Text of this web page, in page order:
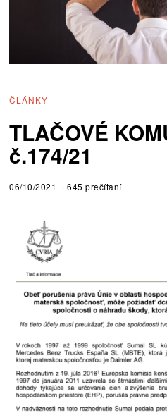
ČLÁNKY
TLAČOVÉ
č.174/21
06/10/2021 645 prečítaní